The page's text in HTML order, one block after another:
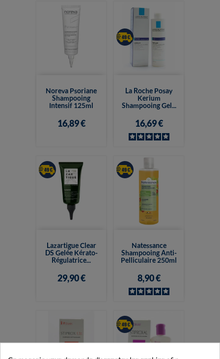
Noreva Psoriane
Shampooing
Intensif 125ml
16,89 €
La Roche Posay
Kerium
Shampooing Gel...
16,69 €
Lazartigue Clear
DS Gelée Kérato-
Régulatrice...
29,90 €
Natessance
Shampooing Anti-
Pelliculaire 250ml
8,90 €